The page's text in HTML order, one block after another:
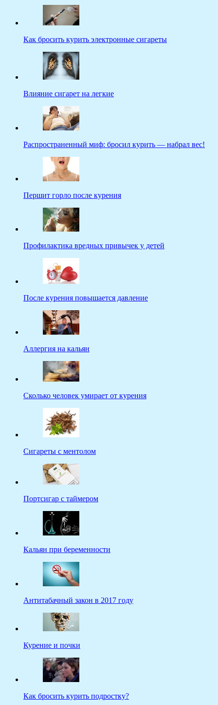
Как бросить курить электронные сигареты
Влияние сигарет на легкие
Распространенный миф: бросил курить — набрал вес!
Першит горло после курения
Профилактика вредных привычек у детей
После курения повышается давление
Аллергия на кальян
Сколько человек умирает от курения
Сигареты с ментолом
Портсигар с таймером
Кальян при беременности
Антитабачный закон в 2017 году
Курение и почки
Как бросить курить подростку?